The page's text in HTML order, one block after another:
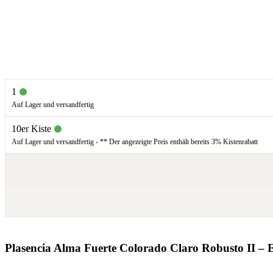
1
Auf Lager und versandfertig
10er Kiste
Auf Lager und versandfertig - ** Der angezeigte Preis enthält bereits 3% Kistenrabatt
Plasencia Alma Fuerte Colorado Claro Robusto II –